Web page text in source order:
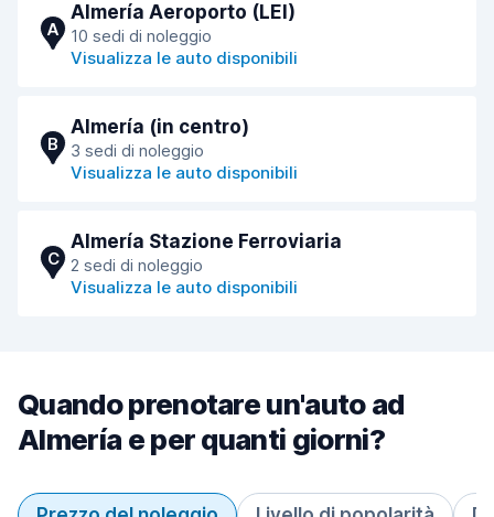
A
Almería Aeroporto (LEI)
10 sedi di noleggio
Visualizza le auto disponibili
B
Almería (in centro)
3 sedi di noleggio
Visualizza le auto disponibili
C
Almería Stazione Ferroviaria
2 sedi di noleggio
Visualizza le auto disponibili
Quando prenotare un'auto ad
Almería e per quanti giorni?